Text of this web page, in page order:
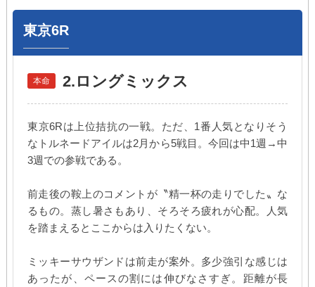
東京6R
本命 2.ロングミックス
東京6Rは上位拮抗の一戦。ただ、1番人気となりそう
なトルネードアイルは2月から5戦目。今回は中1週→中
3週での参戦である。
前走後の鞍上のコメントが〝精一杯の走りでした〟な
るもの。蒸し暑さもあり、そろそろ疲れが心配。人気
を踏まえるとここからは入りたくない。
ミッキーサウザンドは前走が案外。多少強引な感じは
あったが、ペースの割には伸びなさすぎ。距離が長